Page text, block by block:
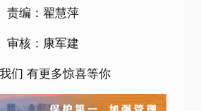
责编：翟慧萍
审核：康军建
们 有更多惊喜等你